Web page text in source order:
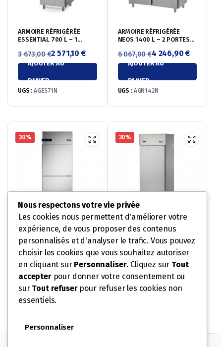
ARMOIRE RÉFRIGÉRÉE
ESSENTIAL 700 L – 1
-20°/-10°C
3 673,00€
Le
prix
initial
673,00 €.
2 571,10€
Le
prix
actuel
571,10 €.
AJOUTER AU
PANIER
UGS : AGES71N
ARMOIRE RÉFRIGÉRÉE
NEOS 1400 L – 2 PORTES
-20°/-10°C
6 067,00€
Le
prix
initial
067,00 €.
4 246,90€
Le
prix
actuel
246,90 €.
AJOUTER AU
PANIER
UGS : AGN142N
30%
ARMOIRE RÉFRIGÉRÉE
PORTILLONS – NÉGATIVE
-20°/-10°C
4 870,00€
Le
prix
initial
était :
3 409,00€
Le
prix
actuel
est :
AJOUTER AU
PANIER
UGS : AG72N
30%
ARMOIRE RÉFRIGÉRÉE
NEOS 700 L – 1 PORTE
PLEINE – POSITIVE
-2°/+8°C – SANS GROUPE
3 803,00€
Le
prix
initial
2 662,10€
Le
prix
actuel
AJOUTER AU
PANIER
UGS : AG71PSG
Nous respectons votre vie privée
Les cookies nous permettent d'améliorer votre
expérience, de vous proposer des contenus
personnalisés et d'analyser le trafic. Vous pouvez
choisir les cookies que vous souhaitez autoriser
en cliquant sur Personnaliser. Cliquez sur Tout
accepterpour donner votre consentement ou
sur Tout refuserpour refuser les cookies non
essentiels.
Personnaliser